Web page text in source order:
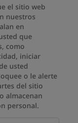
el sitio web
nuestros
en
que
como
iniciar
usted
o le alerte
del sitio
almacenan
personal.